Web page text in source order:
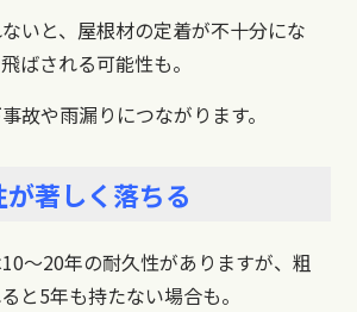
いと、屋根材の定着が不十分にな
ばされる可能性も。
故や雨漏りにつながります。
著しく落ちる
〜20年の耐久性がありますが、粗
と5年も持たない場合も。